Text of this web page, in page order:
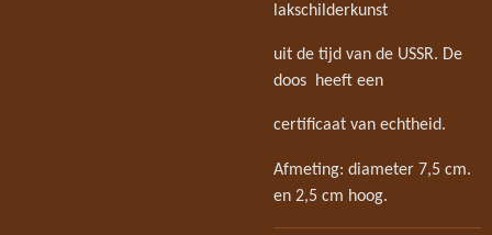
lakschilderkunst
uit de tijd van de USSR. De
doos heeft een
certificaat van echtheid.
Afmeting: diameter 7,5 cm.
en 2,5 cm hoog.